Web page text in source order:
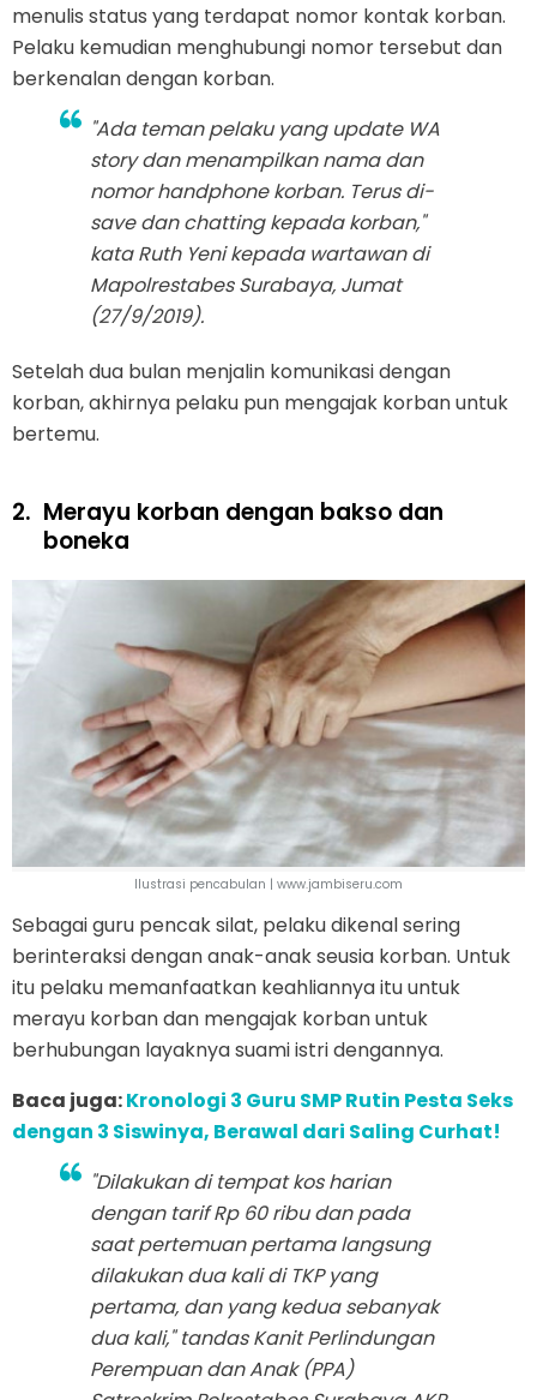
menulis status yang terdapat nomor kontak korban.
Pelaku kemudian menghubungi nomor tersebut dan
berkenalan dengan korban.
"Ada teman pelaku yang update WA
story dan menampilkan nama dan
nomor handphone korban. Terus di-
save dan chatting kepada korban,"
kata Ruth Yeni kepada wartawan di
Mapolrestabes Surabaya, Jumat
(27/9/2019).
Setelah dua bulan menjalin komunikasi dengan
korban, akhirnya pelaku pun mengajak korban untuk
bertemu.
2. Merayu korban dengan bakso dan
boneka
llustrasi pencabulan | www.jambiseru.com
Sebagai guru pencak silat, pelaku dikenal sering
berinteraksi dengan anak-anak seusia korban. Untuk
itu pelaku memanfaatkan keahliannya itu untuk
merayu korban dan mengajak korban untuk
berhubungan layaknya suami istri dengannya.
Baca juga:Kronologi 3 Guru SMP Rutin Pesta Seks
dengan 3 Siswinya, Berawal dari Saling Curhat!
"Dilakukan di tempat kos harian
dengan tarif Rp 60 ribu dan pada
saat pertemuan pertama langsung
dilakukan dua kali di TKP yang
pertama, dan yang kedua sebanyak
dua kali," tandas Kanit Perlindungan
Perempuan dan Anak (PPA)